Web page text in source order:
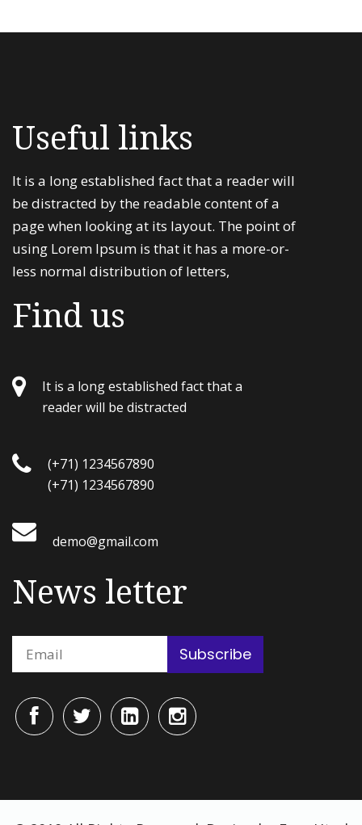
Useful links
It is a long established fact that a reader will
be distracted by the readable content of a
page when looking at its layout. The point of
using Lorem Ipsum is that it has a more-or-
less normal distribution of letters,
Find us
It is a long established fact that a
reader will be distracted
(+71) 1234567890
(+71) 1234567890
demo@gmail.com
News letter
Subscribe